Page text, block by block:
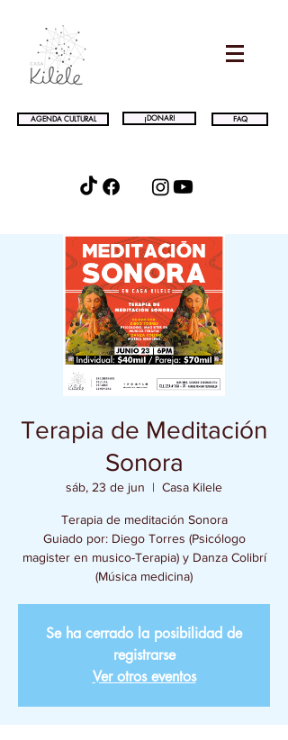
AGENDA CULTURAL ¡DONAR! FAQ
Terapia de Meditación
Sonora
sáb, 23 de jun
  |
Casa Kilele
Terapia de meditación Sonora
Guiado por: Diego Torres (Psicólogo
magister en musico-Terapia) y Danza Colibrí
(Música medicina)
Se ha cerrado la posibilidad de
registrarse
Ver otros eventos